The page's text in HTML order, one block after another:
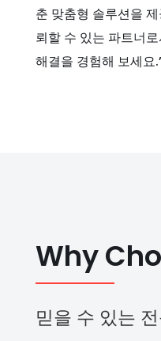
춘 맞춤형 솔루션을
뢰할 수 있는 파트너
해결을 경험해 보세요
Why
믿을 수 있는